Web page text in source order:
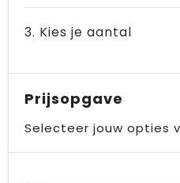
3. Kies je aantal
Prijsopgave
Selecteer jouw opties